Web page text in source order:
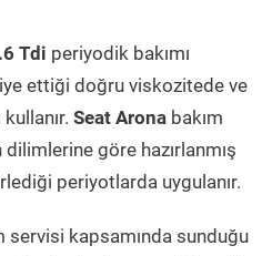
Tdi periyodik bakımı
ettiği doğru viskozitede ve
Seat Arona bakım
göre hazırlanmış
periyotlarda uygulanır.
servisi kapsamında sunduğu